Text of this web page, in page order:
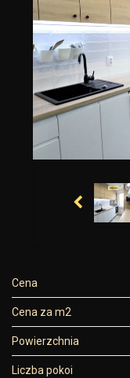
Cena
Cena za m2
Powierzchnia
Liczba pokoi